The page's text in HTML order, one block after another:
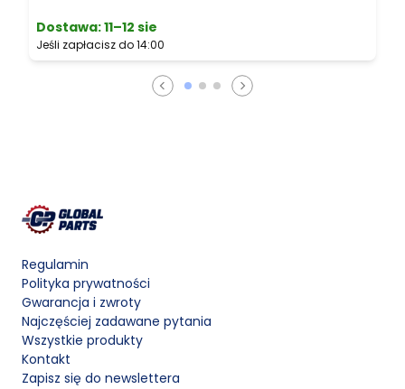
Dostawa:11–12 sie
Jeśli zapłacisz do 14:00
Regulamin
Polityka prywatności
Gwarancja i zwroty
Najczęściej zadawane pytania
Wszystkie produkty
Kontakt
Zapisz się do newslettera